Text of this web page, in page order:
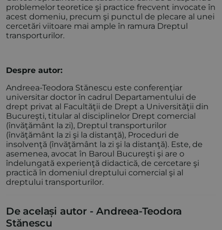
problemelor teoretice şi practice frecvent invocate în
acest domeniu, precum şi punctul de plecare al unei
cercetări viitoare mai ample în ramura Dreptul
transporturilor.
Despre autor:
Andreea-Teodora Stănescu este conferenţiar
universitar doctor în cadrul Departamentului de
drept privat al Facultăţii de Drept a Universităţii din
Bucureşti, titular al disciplinelor Drept comercial
(învăţământ la zi), Dreptul transporturilor
(învăţământ la zi şi la distanţă), Proceduri de
insolvenţă (învăţământ la zi şi la distanţă). Este, de
asemenea, avocat în Baroul Bucureşti şi are o
îndelungată experienţă didactică, de cercetare şi
practică în domeniul dreptului comercial şi al
dreptului transporturilor.
De același autor - Andreea-Teodora
Stănescu